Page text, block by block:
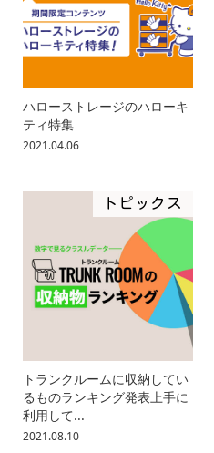
ハローストレージのハローキ
ティ特集
2021.04.06
トピックス
トランクルームに収納してい
るものランキング発表上手に
利用して...
2021.08.10